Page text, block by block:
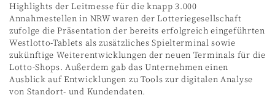
Highlights der Leitmesse für die knapp 3.000
Annahmestellen in NRW waren der Lotteriegesellschaft
zufolge die Präsentation der bereits erfolgreich eingeführten
Westlotto-Tablets als zusätzliches Spielterminal sowie
zukünftige Weiterentwicklungen der neuen Terminals für die
Lotto-Shops. Außerdem gab das Unternehmen einen
Ausblick auf Entwicklungen zu Tools zur digitalen Analyse
von Standort- und Kundendaten.